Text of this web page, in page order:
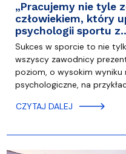
„Pracujemy nie tyle
człowiekiem, który
psychologii sportu
Sukces w sporcie to nie
wszyscy zawodnicy
poziom, o wysokim wyniku
psychologiczne, na
CZYTAJ DALEJ